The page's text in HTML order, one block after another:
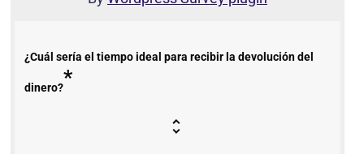
¿Cuál sería el tiempo ideal para recibir la devolución del
dinero?*